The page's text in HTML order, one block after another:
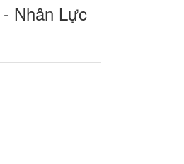
Nhân Lực